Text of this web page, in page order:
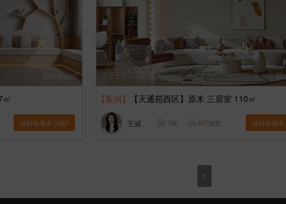
㎡
这样装修多少钱?
【案例】 【天通苑西区】原木 三居室 110㎡
王威 7张 807浏览 这样装修
1